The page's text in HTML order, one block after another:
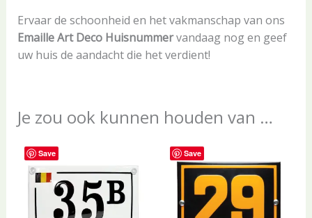
Ervaar de schoonheid en het vakmanschap van ons
Emaille Art Deco Huisnummervandaag nog en geef
uw huis de aandacht die het verdient!
Je zou ook kunnen houden van …
Save Save